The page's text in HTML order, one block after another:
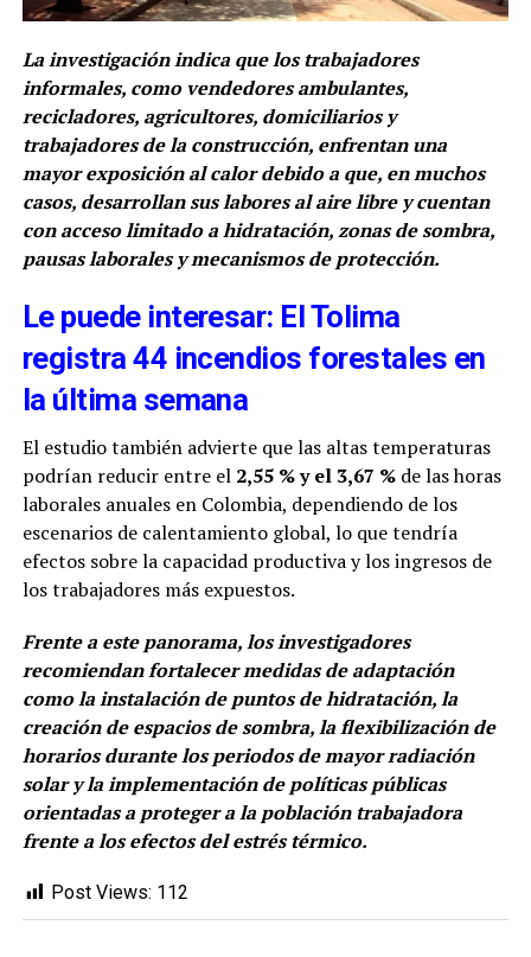
La investigación indica que los trabajadores
informales, como vendedores ambulantes,
recicladores, agricultores, domiciliarios y
trabajadores de la construcción, enfrentan una
mayor exposición al calor debido a que, en muchos
casos, desarrollan sus labores al aire libre y cuentan
con acceso limitado a hidratación, zonas de sombra,
pausas laborales y mecanismos de protección.
Le puede interesar: El Tolima
registra 44 incendios forestales en
la última semana
El estudio también advierte que las altas temperaturas
podrían reducir entre el 2,55 % y el 3,67 %de las horas
laborales anuales en Colombia, dependiendo de los
escenarios de calentamiento global, lo que tendría
efectos sobre la capacidad productiva y los ingresos de
los trabajadores más expuestos.
Frente a este panorama, los investigadores
recomiendan fortalecer medidas de adaptación
como la instalación de puntos de hidratación, la
creación de espacios de sombra, la flexibilización de
horarios durante los periodos de mayor radiación
solar y la implementación de políticas públicas
orientadas a proteger a la población trabajadora
frente a los efectos del estrés térmico.
Post Views: 112